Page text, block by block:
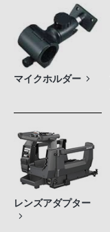
マイクホルダー
レンズアダプター